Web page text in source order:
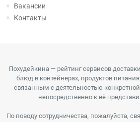
Вакансии
Контакты
Похудейкина — рейтинг сервисов
блюд в контейнерах, продуктов
связанным с деятельностью
непосредственно к её
По поводу сотрудничества, пожалуйста,